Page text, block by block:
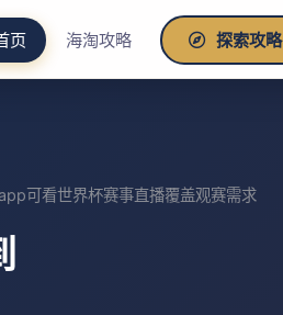
页 海淘攻略 探索攻略
可看世界杯赛事直播覆盖观赛需求